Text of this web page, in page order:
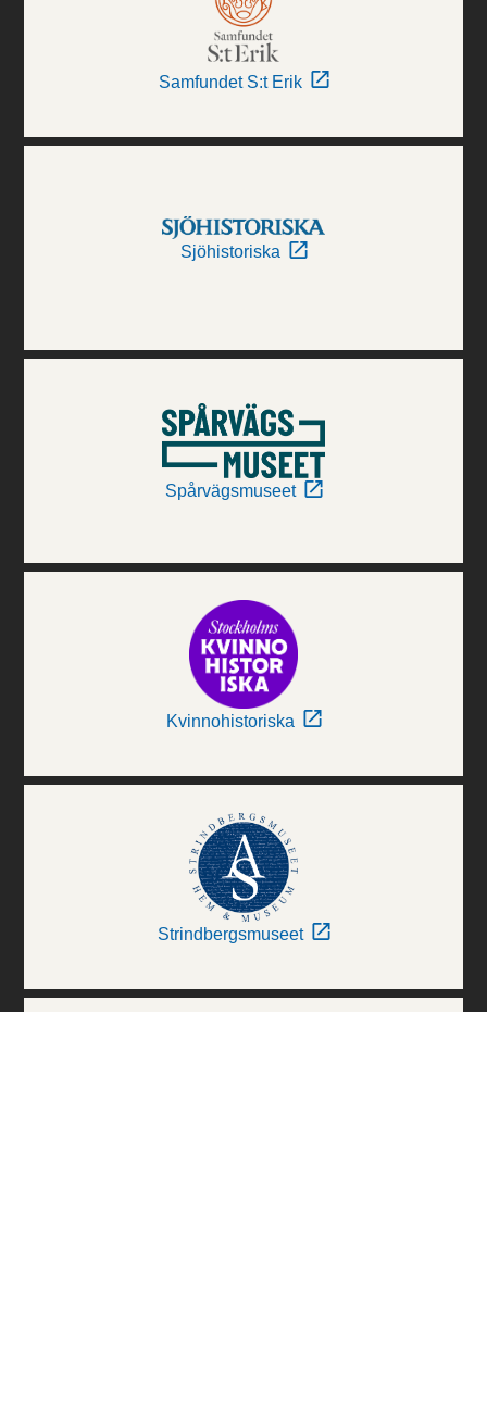
Samfundet S:t Erik
Sjöhistoriska
Spårvägsmuseet
Kvinnohistoriska
Strindbergsmuseet